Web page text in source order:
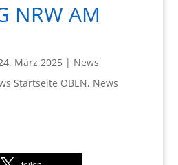
NRW AM
März 2025| News
Startseite OBEN, News